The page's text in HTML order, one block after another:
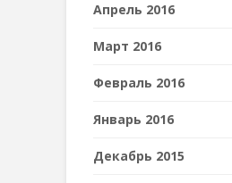
Апрель 2016
Март 2016
Февраль 2016
Январь 2016
Декабрь 2015